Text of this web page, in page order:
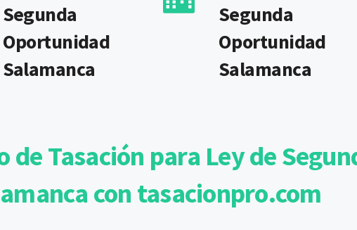
Segunda
Oportunidad
Salamanca
Segunda
Oportunidad
Salamanca
de Tasación para Ley de
con tasacionpro.com